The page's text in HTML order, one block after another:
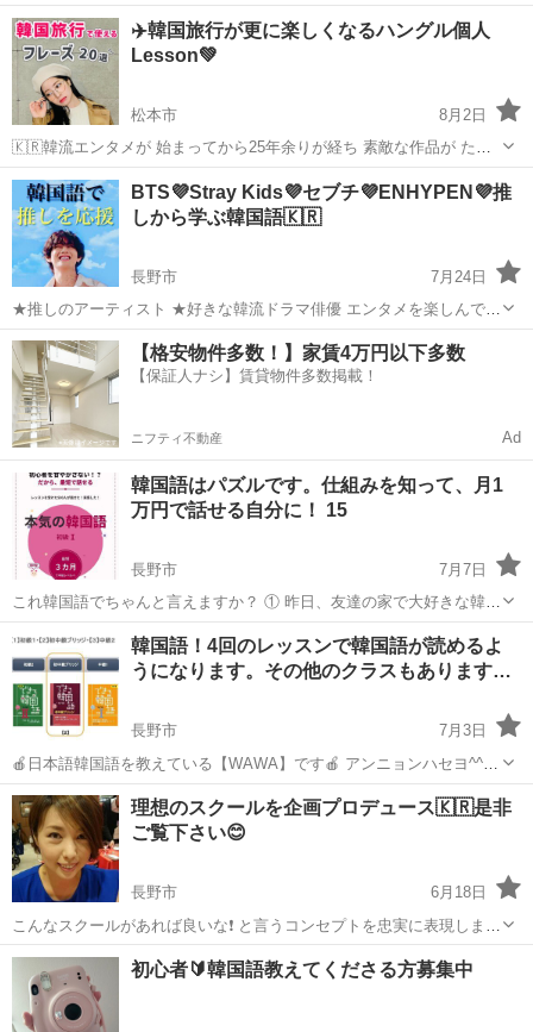
✈️韓国旅行が更に楽しくなるハングル個人
Lesson💚
松本市
8月2日
🇰🇷韓流エンタメが 始まってから25年余りが経ち 素敵な作品が たく
さん生まれましたね💕🥰 日本から ソウルや釜山は 近いこともあり 本
当に身近な国になりました🌈 さて 食べ物や...
長野 松本市 韓国語 ハングル
BTS💜Stray Kids💜セブチ💜ENHYPEN💜推
しから学ぶ韓国語🇰🇷
長野市
7月24日
★推しのアーティスト ★好きな韓流ドラマ俳優 エンタメを楽しんでい
るけど ほとんど&全く韓国語は分からない😅 だけど少しでも理解でき
れば 楽しさも更に倍増するだろうな❣️ 沢山の方々が そうお考えだと思
います🙋‍♀...
長野 長野市 韓国語 BTS
【格安物件多数！】家賃4万円以下多数
【保証人ナシ】賃貸物件多数掲載！
ニフティ不動産 Ad
韓国語はパズルです。仕組みを知って、月1
万円で話せる自分に！ 15
長野市
7月7日
これ韓国語でちゃんと言えますか？ ① 昨日、友達の家で大好きな韓国
ドラマを見ました。 ② 来週の金曜日に、彼と一緒にソウルで美味しい
韓国料理を食べます。 今まで500人以上のレッスンをしましたが、1年
以上教室や...
長野 長野市 韓国語 ハングル
韓国語！4回のレッスンで韓国語が読めるよ
うになります。その他のクラスもあります…
長野市
7月3日
🍎日本語韓国語を教えている【WAWA】です🍎 アンニョンハセヨ^^
日本語韓国語を教えている【WAWA】Well Aging Web Academyです
。 🍓インスタグラムでは、 ・レッスンの雰囲気 ...
長野 長野市 韓国語 ハングル
理想のスクールを企画プロデュース🇰🇷是非
ご覧下さい😊
長野市
6月18日
こんなスクールがあれば良いな❗️ と言うコンセプトを忠実に表現しまし
た。 【ハングルは読めない】 【勉強は好きじゃない】 【持続力に自
信がない】 ほとんどの方が 同じ様な不安をお持ちです🤲 ですが 誰と
競争するワ...
長野 長野市 韓国語 レッスン
初心者🔰韓国語教えてくださる方募集中